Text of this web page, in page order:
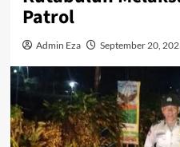
Patrol
Admin Eza September 20,